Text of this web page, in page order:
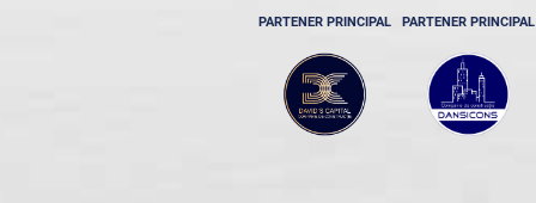
PARTENER PRINCIPAL PARTENER PRINCIPAL